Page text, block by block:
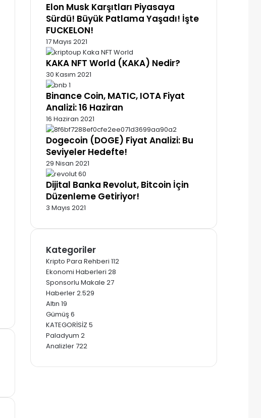
Elon Musk Karşıtları Piyasaya
Sürdü! Büyük Patlama Yaşadı! İşte
FUCKELON!
17 Mayıs 2021
KAKA NFT World (KAKA) Nedir?
30 Kasım 2021
Binance Coin, MATIC, IOTA Fiyat
Analizi: 16 Haziran
16 Haziran 2021
Dogecoin (DOGE) Fiyat Analizi: Bu
Seviyeler Hedefte!
29 Nisan 2021
Dijital Banka Revolut, Bitcoin İçin
Düzenleme Getiriyor!
3 Mayıs 2021
Kategoriler
Kripto Para Rehberi 112
Ekonomi Haberleri 28
Sponsorlu Makale 27
Haberler2.529
Altın 19
Gümüş 6
KATEGORİSİZ 5
Paladyum 2
Analizler722